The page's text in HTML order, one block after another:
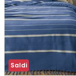
Saldi